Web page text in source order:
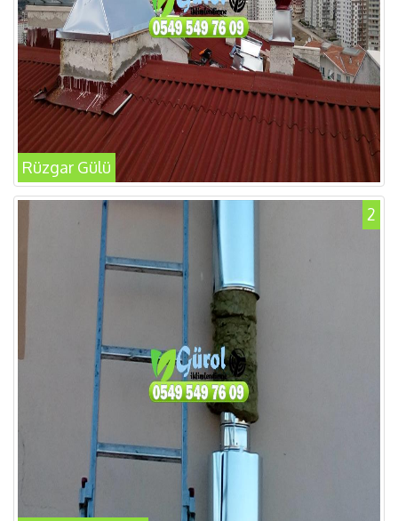
Rüzgar Gülü
2